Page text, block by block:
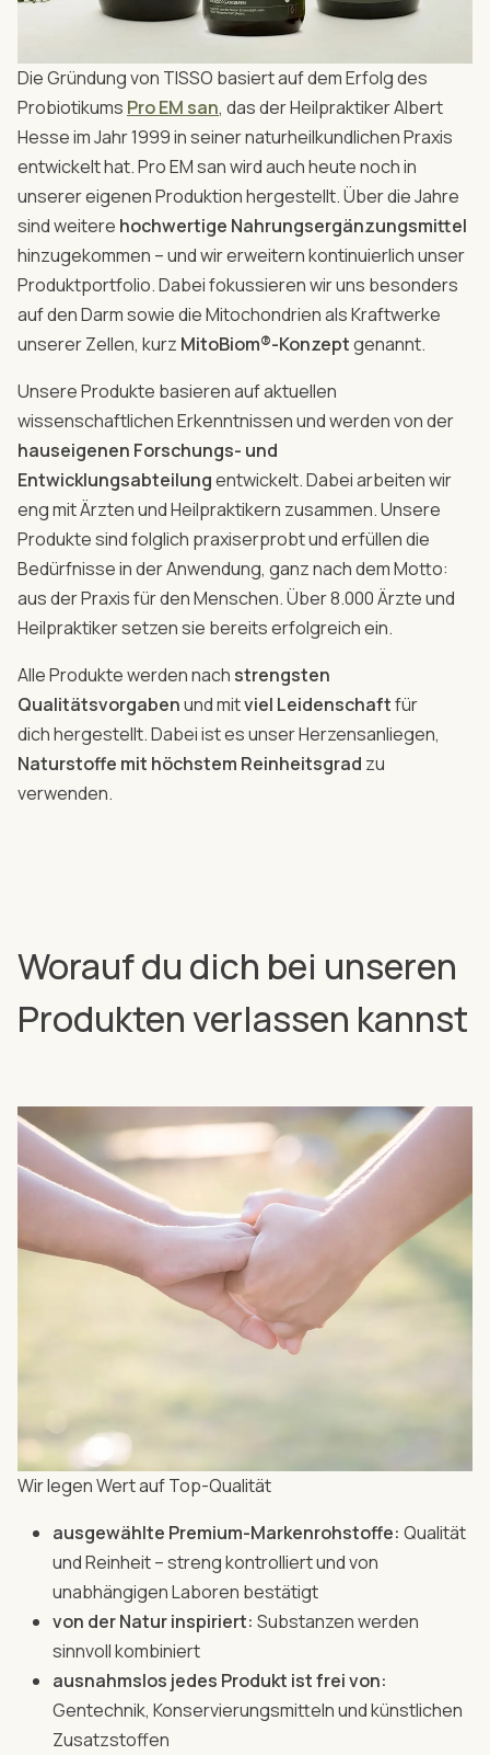
Die Gründung von TISSO basiert auf dem Erfolg des
Probiotikums Pro EM san, das der Heilpraktiker Albert
Hesse im Jahr 1999 in seiner naturheilkundlichen Praxis
entwickelt hat. Pro EM san wird auch heute noch in
unserer eigenen Produktion hergestellt. Über die Jahre
sind weitere hochwertige Nahrungsergänzungsmittel
hinzugekommen – und wir erweitern kontinuierlich unser
Produktportfolio. Dabei fokussieren wir uns besonders
auf den Darm sowie die Mitochondrien als Kraftwerke
unserer Zellen, kurz MitoBiom®-Konzeptgenannt.
Unsere Produkte basieren auf aktuellen
wissenschaftlichen Erkenntnissen und werden von der
hauseigenen Forschungs- und
Entwicklungsabteilungentwickelt. Dabei arbeiten wir
eng mit Ärzten und Heilpraktikern zusammen. Unsere
Produkte sind folglich praxiserprobt und erfüllen die
Bedürfnisse in der Anwendung, ganz nach dem Motto:
aus der Praxis für den Menschen. Über 8.000 Ärzte und
Heilpraktiker setzen sie bereits erfolgreich ein.
Alle Produkte werden nach strengsten
Qualitätsvorgabenund mitviel Leidenschaftfür
dich hergestellt. Dabei ist es unser Herzensanliegen,
Naturstoffe mit höchstem Reinheitsgrad zu
verwenden.
Worauf du dich bei unseren
Produkten verlassen kannst
Wir legen Wert auf Top-Qualität
ausgewählte Premium-Markenrohstoffe: Qualität
und Reinheit – streng kontrolliert und von
unabhängigen Laboren bestätigt
von der Natur inspiriert: Substanzen werden
sinnvoll kombiniert
ausnahmslos jedes Produkt ist frei von:
Gentechnik, Konservierungsmitteln und künstlichen
Zusatzstoffen